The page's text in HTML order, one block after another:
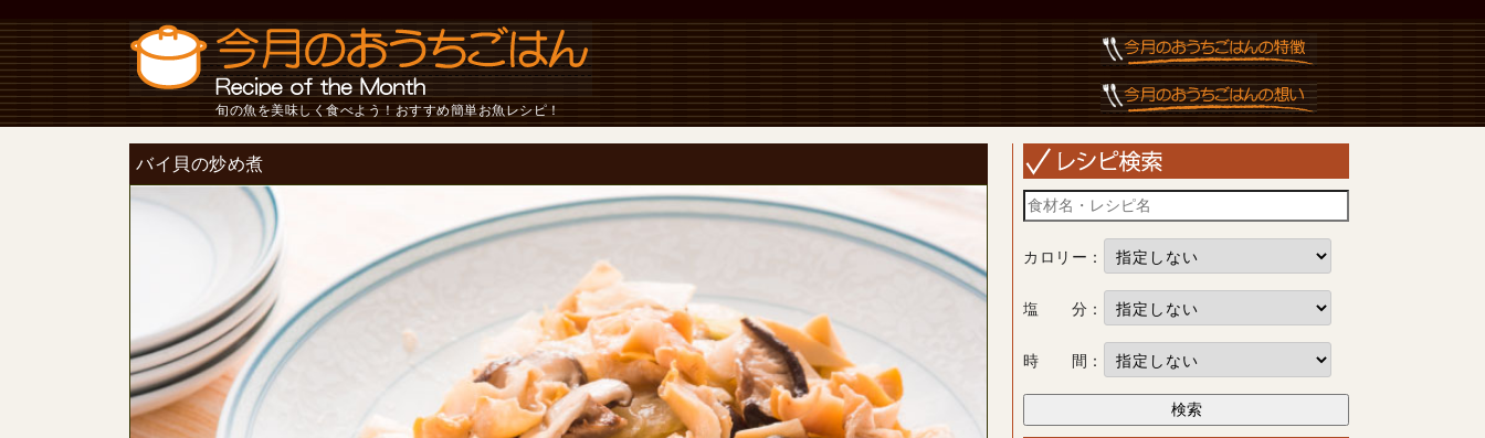
旬の魚を美味しく食べよう！おすすめ簡単お魚レシピ！
バイ貝の炒め煮
カロリー：
塩 分：
時 間：